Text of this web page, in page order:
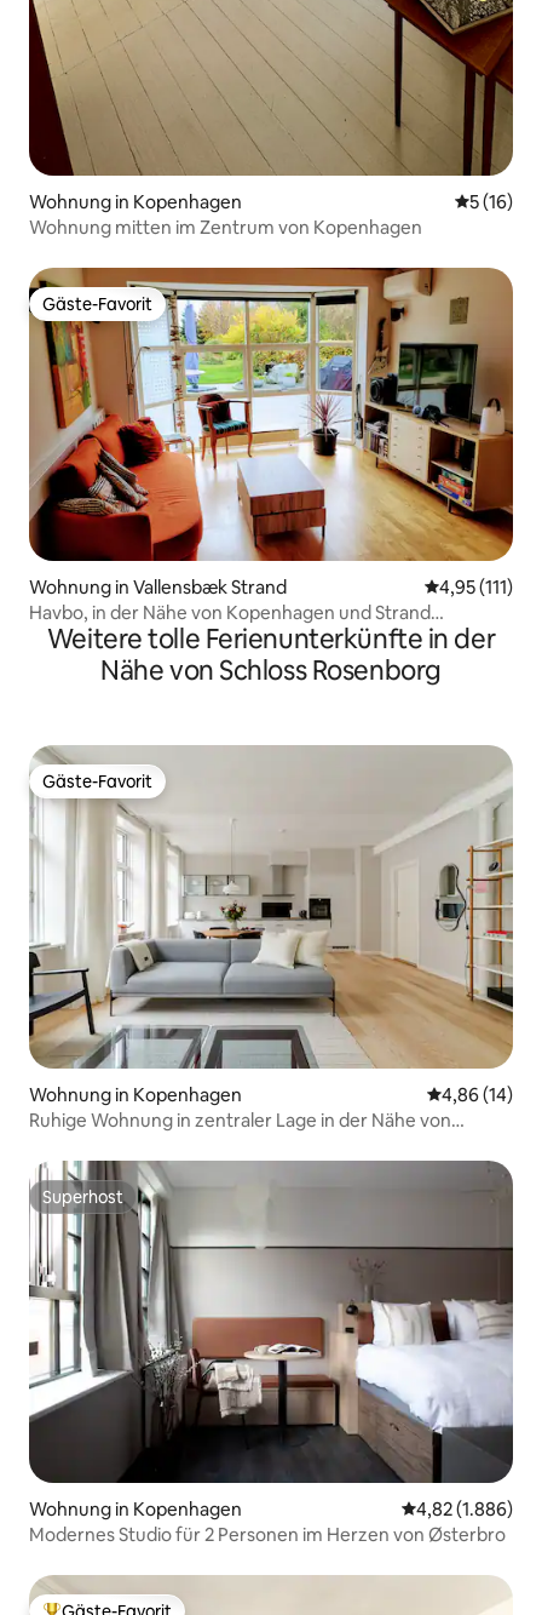
Wohnung in Kopenhagen
5 (16)
Wohnung mitten im Zentrum von Kopenhagen
Gäste-Favorit
Gäste-Favorit
Wohnung in Vallensbæk Strand
4,95 (111)
Havbo, in der Nähe von Kopenhagen und Strand
Kostenlose Parkplätze
Weitere tolle Ferienunterkünfte in der
Nähe von Schloss Rosenborg
Gäste-Favorit
Gäste-Favorit
Wohnung in Kopenhagen
4,86 (14)
Ruhige Wohnung in zentraler Lage in der Nähe von
Superhost
Superhost
Wohnung in Kopenhagen
4,82 (1.886)
Modernes Studio für 2 Personen im Herzen von Østerbro